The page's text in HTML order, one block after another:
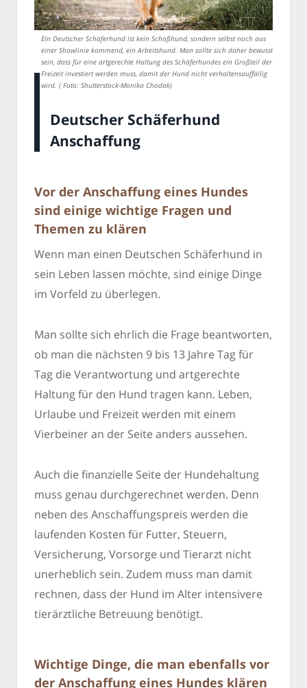
Ein Deutscher Schäferhund ist kein Schoßhund, sondern selbst noch aus
einer Showlinie kommend, ein Arbeitshund. Man sollte sich daher bewusst
sein, dass für eine artgerechte Haltung des Schäferhundes ein Großteil der
Freizeit investiert werden muss, damit der Hund nicht verhaltensauffällig
wird. ( Foto: Shutterstock-Monika Chodak)
Deutscher Schäferhund
Anschaffung
Vor der Anschaffung eines Hundes
sind einige wichtige Fragen und
Themen zu klären
Wenn man einen Deutschen Schäferhund in
sein Leben lassen möchte, sind einige Dinge
im Vorfeld zu überlegen.
Man sollte sich ehrlich die Frage beantworten,
ob man die nächsten 9 bis 13 Jahre Tag für
Tag die Verantwortung und artgerechte
Haltung für den Hund tragen kann. Leben,
Urlaube und Freizeit werden mit einem
Vierbeiner an der Seite anders aussehen.
Auch die finanzielle Seite der Hundehaltung
muss genau durchgerechnet werden. Denn
neben des Anschaffungspreis werden die
laufenden Kosten für Futter, Steuern,
Versicherung, Vorsorge und Tierarzt nicht
unerheblich sein. Zudem muss man damit
rechnen, dass der Hund im Alter intensivere
tierärztliche Betreuung benötigt.
Wichtige Dinge, die man ebenfalls vor
der Anschaffung eines Hundes klären